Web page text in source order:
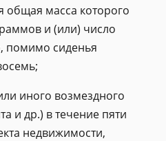
общая масса которого
и (или) число
помимо сиденья
иного возмездного
и др.) в течение пяти
недвижимости,